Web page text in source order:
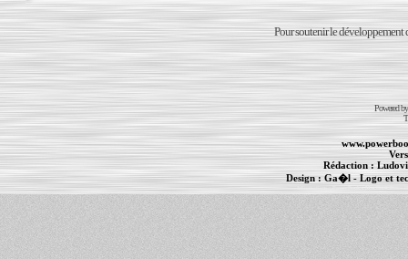
Pour soutenir le développement
Powered
Rédaction :
Design : Ga�l- Logo et
PowerBook